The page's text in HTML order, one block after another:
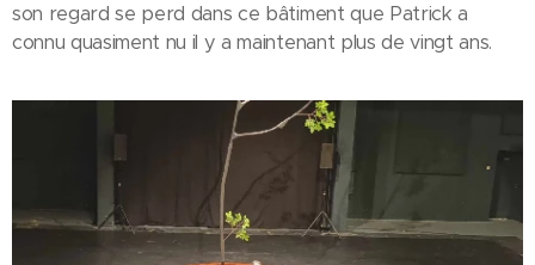
son regard se perd dans ce bâtiment que Patrick a
connu quasiment nu il y a maintenant plus de vingt ans.